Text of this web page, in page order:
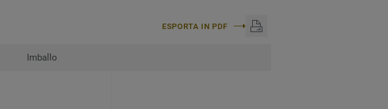
ESPORTA IN PDF
Imballo